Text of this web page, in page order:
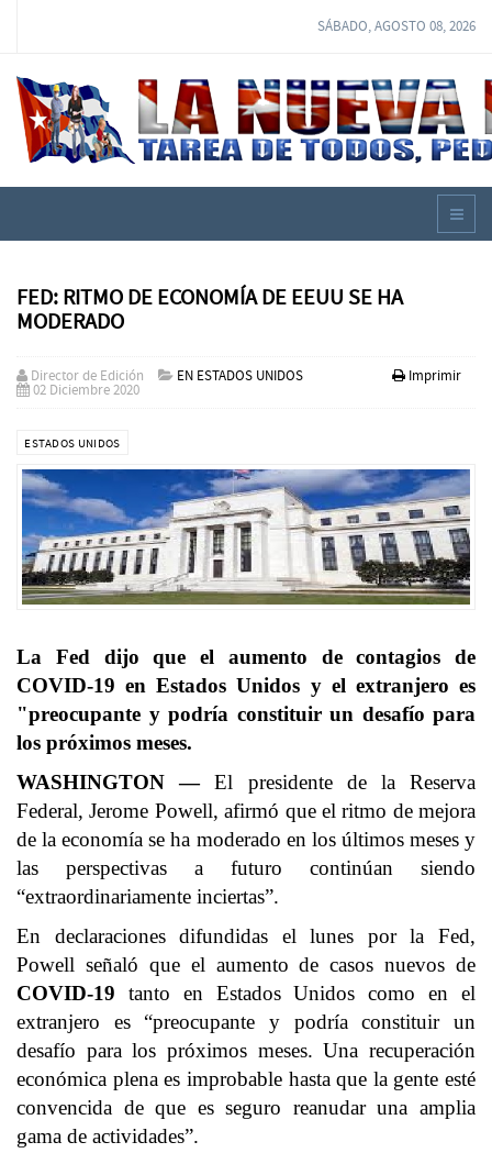
SÁBADO, AGOSTO 08, 2026
FED: RITMO DE ECONOMÍA DE EEUU SE HA
MODERADO
Imprimir
Director de Edición EN ESTADOS UNIDOS
02 Diciembre 2020
ESTADOS UNIDOS
La Fed dijo que el aumento de contagios de
COVID-19 en Estados Unidos y el extranjero es
"preocupante y podría constituir un desafío para
los próximos meses.
WASHINGTON —El presidente de la Reserva
Federal, Jerome Powell, afirmó que el ritmo de mejora
de la economía se ha moderado en los últimos meses y
las perspectivas a futuro continúan siendo
“extraordinariamente inciertas”.
En declaraciones difundidas el lunes por la Fed,
Powell señaló que el aumento de casos nuevos de
COVID-19 tanto en Estados Unidos como en el
extranjero es “preocupante y podría constituir un
desafío para los próximos meses. Una recuperación
económica plena es improbable hasta que la gente esté
convencida de que es seguro reanudar una amplia
gama de actividades”.